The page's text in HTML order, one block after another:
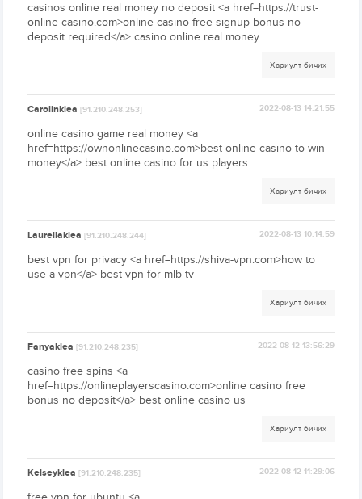
casinos online real money no deposit <a href=https://trust-
online-casino.com>online casino free signup bonus no
deposit required</a> casino online real money
Хариулт бичих
Carolinklea[91.210.248.253] 2022-08-13 14:21:55
online casino game real money <a
href=https://ownonlinecasino.com>best online casino to win
money</a> best online casino for us players
Хариулт бичих
Laurellaklea[91.210.248.244] 2022-08-13 10:14:59
best vpn for privacy <a href=https://shiva-vpn.com>how to
use a vpn</a> best vpn for mlb tv
Хариулт бичих
Fanyaklea[91.210.248.235] 2022-08-12 13:56:29
casino free spins <a
href=https://onlineplayerscasino.com>online casino free
bonus no deposit</a> best online casino us
Хариулт бичих
Kelseyklea[91.210.248.235] 2022-08-12 11:29:06